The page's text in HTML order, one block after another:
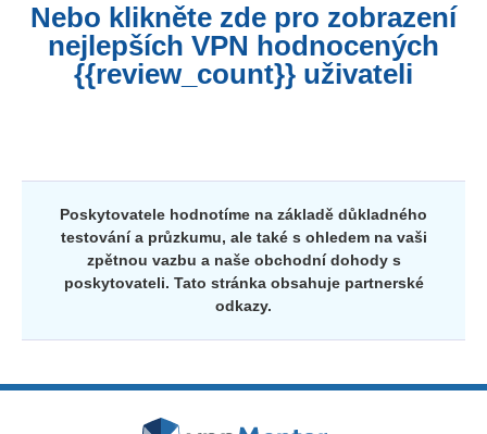
Nebo klikněte zde pro zobrazení
nejlepších VPN hodnocených
{{review_count}} uživateli
Poskytovatele hodnotíme na základě důkladného
testování a průzkumu, ale také s ohledem na vaši
zpětnou vazbu a naše obchodní dohody s
poskytovateli. Tato stránka obsahuje partnerské
odkazy.